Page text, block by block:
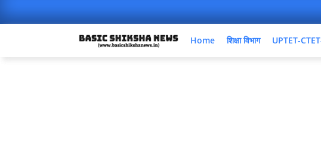
Home शिक्षा विभाग UPTET-